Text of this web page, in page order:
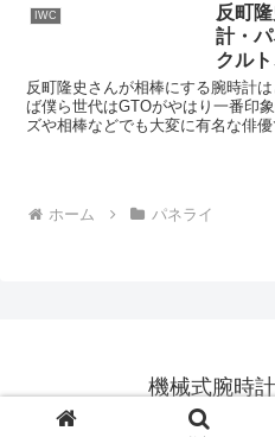
IWC
反町
計・
クル
レン
反町隆史さんが相棒にする腕時計
ば僕ら世代はGTOがやはり一番印
ズや相棒などでも大変に有名な俳
ホーム パネライ
機械式腕時
© 2024-2026 機械